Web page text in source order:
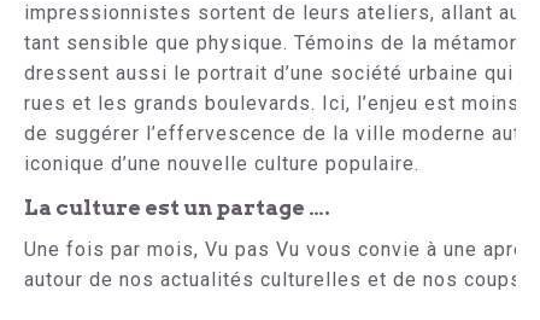
impressionnistes sortent de leurs ateliers, allant au-
tant sensible que physique. Témoins de la
dressent aussi le portrait d’une société urbaine qui
rues et les grands boulevards. Ici, l’enjeu est moins
de suggérer l’effervescence de la ville moderne
iconique d’une nouvelle culture populaire.
La culture est un partage ….
Une fois par mois, Vu pas Vu vous convie à une
autour de nos actualités culturelles et de nos